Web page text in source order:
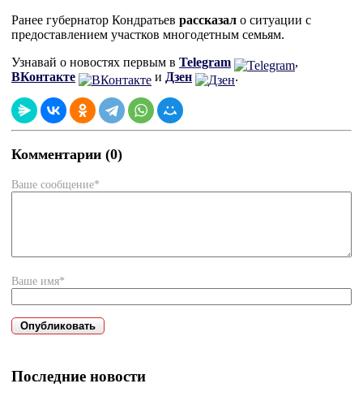
Ранее губернатор Кондратьев рассказал о ситуации с
предоставлением участков многодетным семьям.
Узнавай о новостях первым в Telegram
,
ВКонтакте
и Дзен .
Комментарии (0)
Ваше сообщение*
Ваше имя*
Последние новости